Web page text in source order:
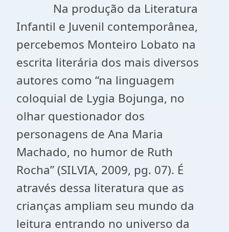
Na produção da Literatura
Infantil e Juvenil contemporânea,
percebemos Monteiro Lobato na
escrita literária dos mais diversos
autores como “na linguagem
coloquial de Lygia Bojunga, no
olhar questionador dos
personagens de Ana Maria
Machado, no humor de Ruth
Rocha” (SILVIA, 2009, pg. 07). É
através dessa literatura que as
crianças ampliam seu mundo da
leitura entrando no universo da